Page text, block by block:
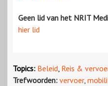
Geen lid van het NRIT
hier lid
Topics: Beleid, Reis &
Trefwoorden: vervoer,